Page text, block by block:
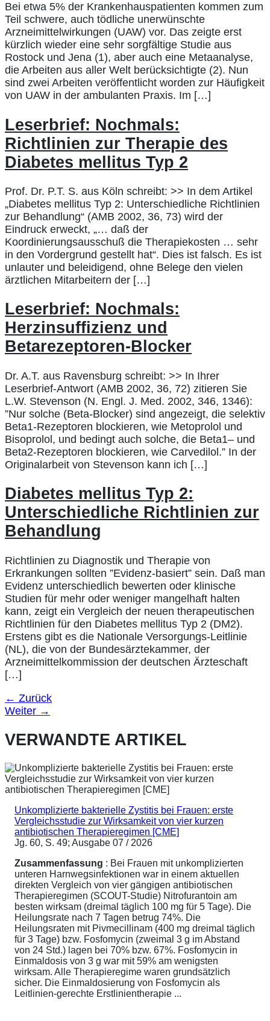
Bei etwa 5% der Krankenhauspatienten kommen zum
Teil schwere, auch tödliche unerwünschte
Arzneimittelwirkungen (UAW) vor. Das zeigte erst
kürzlich wieder eine sehr sorgfältige Studie aus
Rostock und Jena (1), aber auch eine Metaanalyse,
die Arbeiten aus aller Welt berücksichtigte (2). Nun
sind zwei Arbeiten veröffentlicht worden zur Häufigkeit
von UAW in der ambulanten Praxis. Im […]
Leserbrief: Nochmals:
Richtlinien zur Therapie des
Diabetes mellitus Typ 2
Prof. Dr. P.T. S. aus Köln schreibt: >> In dem Artikel
„Diabetes mellitus Typ 2: Unterschiedliche Richtlinien
zur Behandlung“ (AMB 2002, 36, 73) wird der
Eindruck erweckt, „… daß der
Koordinierungsausschuß die Therapiekosten … sehr
in den Vordergrund gestellt hat“. Dies ist falsch. Es ist
unlauter und beleidigend, ohne Belege den vielen
ärztlichen Mitarbeitern der […]
Leserbrief: Nochmals:
Herzinsuffizienz und
Betarezeptoren-Blocker
Dr. A.T. aus Ravensburg schreibt: >> In Ihrer
Leserbrief-Antwort (AMB 2002, 36, 72) zitieren Sie
L.W. Stevenson (N. Engl. J. Med. 2002, 346, 1346):
”Nur solche (Beta-Blocker) sind angezeigt, die selektiv
Beta1-Rezeptoren blockieren, wie Metoprolol und
Bisoprolol, und bedingt auch solche, die Beta1– und
Beta2-Rezeptoren blockieren, wie Carvedilol.” In der
Originalarbeit von Stevenson kann ich […]
Diabetes mellitus Typ 2:
Unterschiedliche Richtlinien zur
Behandlung
Richtlinien zu Diagnostik und Therapie von
Erkrankungen sollten ”Evidenz-basiert” sein. Daß man
Evidenz unterschiedlich bewerten oder klinische
Studien für mehr oder weniger mangelhaft halten
kann, zeigt ein Vergleich der neuen therapeutischen
Richtlinien für den Diabetes mellitus Typ 2 (DM2).
Erstens gibt es die Nationale Versorgungs-Leitlinie
(NL), die von der Bundesärztekammer, der
Arzneimittelkommission der deutschen Ärzteschaft
[…]
← Zurück
Weiter →
VERWANDTE ARTIKEL
Unkomplizierte bakterielle Zystitis bei Frauen: erste
Vergleichsstudie zur Wirksamkeit von vier kurzen
antibiotischen Therapieregimen [CME]
Jg. 60, S. 49; Ausgabe 07 / 2026
Zusammenfassung : Bei Frauen mit unkomplizierten
unteren Harnwegsinfektionen war in einem aktuellen
direkten Vergleich von vier gängigen antibiotischen
Therapieregimen (SCOUT-Studie) Nitrofurantoin am
besten wirksam (dreimal täglich 100 mg für 5 Tage). Die
Heilungsrate nach 7 Tagen betrug 74%. Die
Heilungsraten mit Pivmecillinam (400 mg dreimal täglich
für 3 Tage) bzw. Fosfomycin (zweimal 3 g im Abstand
von 24 Std.) lagen bei 70% bzw. 67%. Fosfomycin in
Einmaldosis von 3 g war mit 59% am wenigsten
wirksam. Alle Therapieregime waren grundsätzlich
sicher. Die Einmaldosierung von Fosfomycin als
Leitlinien-gerechte Erstlinientherapie ...